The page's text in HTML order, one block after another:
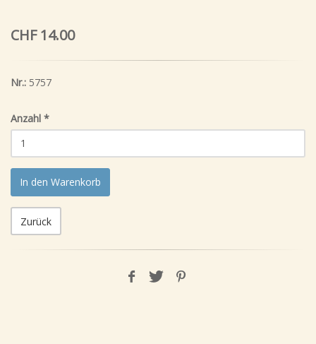
CHF 14.00
Nr.: 5757
Anzahl *
In den Warenkorb
Zurück